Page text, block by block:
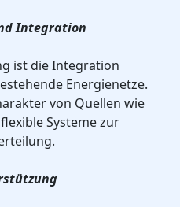
Integration
ist die Integration
Energienetze.
von Quellen wie
Systeme zur